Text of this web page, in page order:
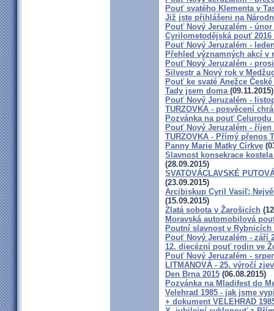
Pouť svatého Klementa v
Již jste přihlášeni na
Pouť Nový Jeruzalém - únor
Cyrilometodějská pouť 2016
Pouť Nový Jeruzalém -
Přehled významných akcí v
Pouť Nový Jeruzalém -
Silvestr a Nový rok v
Pouť ke svaté Anežce
Tady jsem doma (09.11.2015)
Pouť Nový Jeruzalém -
TURZOVKA - posvěcení
Pozvánka na pouť Celurodu
Pouť Nový Jeruzalém - říjen
TURZOVKA - Přímý přenos
Panny Marie Matky Církve
Slavnost konsekrace
(28.09.2015)
SVATOVÁCLAVSKÉ
(23.09.2015)
Arcibiskup Cyril Vasiľ:
(15.09.2015)
Zlatá sobota v Žarošicích
Moravská automobilová
Poutní slavnost v
Pouť Nový Jeruzalém - září
12. diecézní pouť rodin ve
Pouť Nový Jeruzalém -
LITMANOVÁ - 25. výročí
Den Brna 2015 (06.08.2015)
Pozvánka na Mladifest do
Velehrad 1985 - jak jsme
+ dokument VELEHRAD